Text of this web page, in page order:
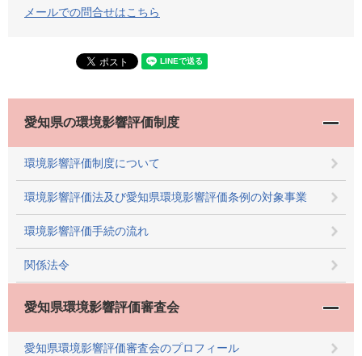
メールでの問合せはこちら
愛知県の環境影響評価制度
環境影響評価制度について
環境影響評価法及び愛知県環境影響評価条例の対象事業
環境影響評価手続の流れ
関係法令
愛知県環境影響評価審査会
愛知県環境影響評価審査会のプロフィール